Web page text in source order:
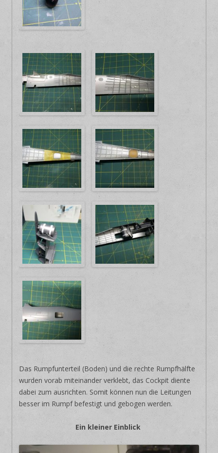
Das Rumpfunterteil (Boden) und die rechte Rumpfhälfte
wurden vorab miteinander verklebt, das Cockpit diente
dabei zum ausrichten. Somit können nun die Leitungen
besser im Rumpf befestigt und gebogen werden.
Ein kleiner Einblick